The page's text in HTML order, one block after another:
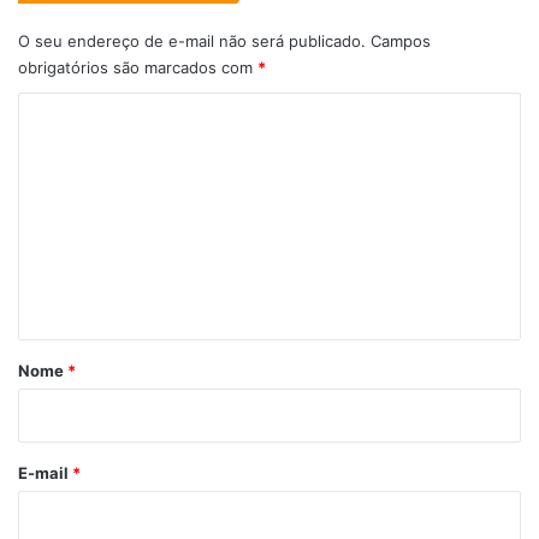
O seu endereço de e-mail não será publicado. Campos
obrigatórios são marcados com *
r
*
Nome *
E-mail *